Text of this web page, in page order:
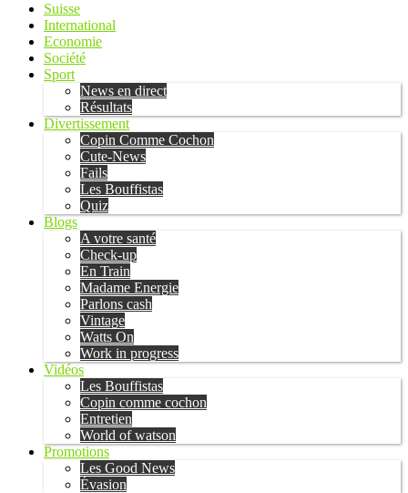
Suisse
International
Economie
Société
Sport
News en direct
Résultats
Divertissement
Copin Comme Cochon
Cute-News
Fails
Les Bouffistas
Quiz
Blogs
A votre santé
Check-up
En Train
Madame Energie
Parlons cash
Vintage
Watts On
Work in progress
Vidéos
Les Bouffistas
Copin comme cochon
Entretien
World of watson
Promotions
Les Good News
Évasion